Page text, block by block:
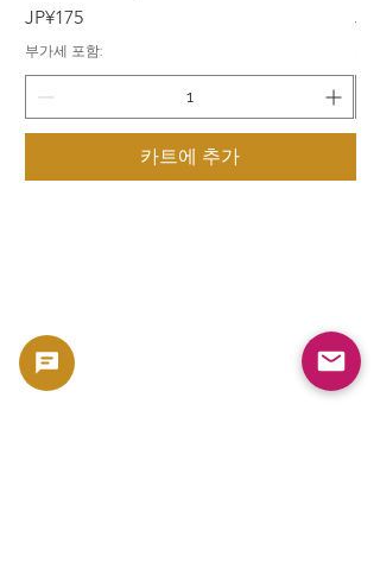
가격
JP¥175
부가세 포함:
카트에 추가